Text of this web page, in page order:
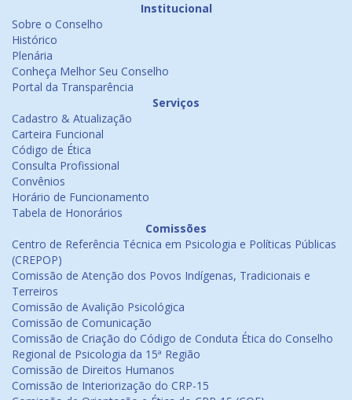
Institucional
Sobre o Conselho
Histórico
Plenária
Conheça Melhor Seu Conselho
Portal da Transparência
Serviços
Cadastro & Atualização
Carteira Funcional
Código de Ética
Consulta Profissional
Convênios
Horário de Funcionamento
Tabela de Honorários
Comissões
Centro de Referência Técnica em Psicologia e Políticas Públicas
(CREPOP)
Comissão de Atenção dos Povos Indígenas, Tradicionais e
Terreiros
Comissão de Avalição Psicológica
Comissão de Comunicação
Comissão de Criação do Código de Conduta Ética do Conselho
Regional de Psicologia da 15ª Região
Comissão de Direitos Humanos
Comissão de Interiorização do CRP-15